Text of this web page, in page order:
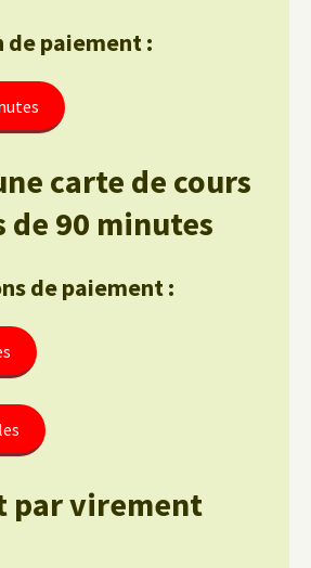
de paiement :
carte de cours
90 minutes
de paiement :
par virement